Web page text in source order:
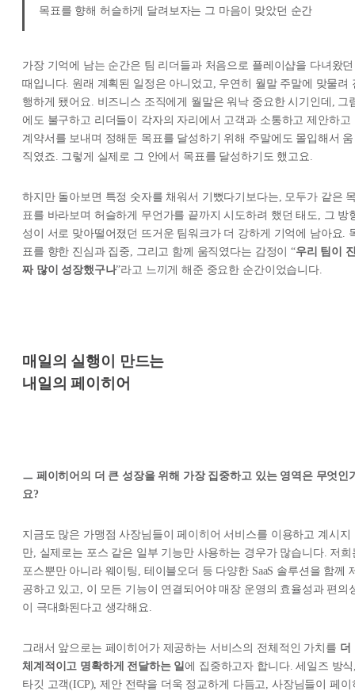
목표를 향해 허슬하게 달려보자는 그 마음이 맞았던 순간
가장 기억에 남는 순간은 팀 리더들과 처음으로 플레이샵을 다녀왔던
때입니다. 원래 계획된 일정은 아니었고, 우연히 월말 주말에 맞물려
행하게 됐어요. 비즈니스 조직에게 월말은 워낙 중요한 시기인데, 그
에도 불구하고 리더들이 각자의 자리에서 고객과 소통하고 제안하고
계약서를 보내며 정해둔 목표를 달성하기 위해 주말에도 몰입해서 움
직였죠. 그렇게 실제로 그 안에서 목표를 달성하기도 했고요.
하지만 돌아보면 특정 숫자를 채워서 기뻤다기보다는, 모두가 같은
표를 바라보며 허슬하게 무언가를 끝까지 시도하려 했던 태도, 그 방
성이 서로 맞아떨어졌던 뜨거운 팀워크가 더 강하게 기억에 남아요.
표를 향한 진심과 집중, 그리고 함께 움직였다는 감정이 “우리 팀이
짜 많이 성장했구나”라고 느끼게 해준 중요한 순간이었습니다.
매일의 실행이 만드는
내일의 페이히어
ㅡ 페이히어의 더 큰 성장을 위해 가장 집중하고 있는 영역은 무엇인
요?
지금도 많은 가맹점 사장님들이 페이히어 서비스를 이용하고 계시지
만, 실제로는 포스 같은 일부 기능만 사용하는 경우가 많습니다. 저희
포스뿐만 아니라 웨이팅, 테이블오더 등 다양한 SaaS 솔루션을 함께
공하고 있고, 이 모든 기능이 연결되어야 매장 운영의 효율성과 편의
이 극대화된다고 생각해요.
그래서 앞으로는 페이히어가 제공하는 서비스의 전체적인 가치를 더
체계적이고 명확하게 전달하는 일에 집중하고자 합니다. 세일즈 방
타깃 고객(ICP), 제안 전략을 더욱 정교하게 다듬고, 사장님들이 페이